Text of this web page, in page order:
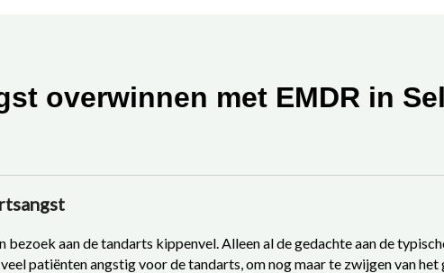
overwinnen met EMDR in
bezoek aan de tandarts kippenvel. Alleen al de gedachte aan de
patiënten angstig voor de tandarts, om nog maar te zwijgen van het